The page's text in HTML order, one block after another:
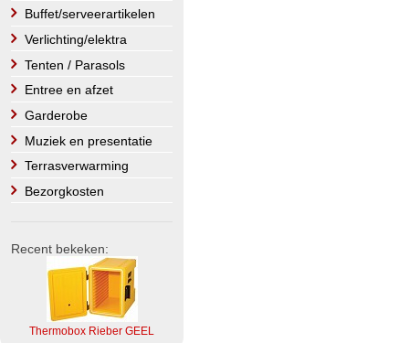
Buffet/serveerartikelen
Verlichting/elektra
Tenten / Parasols
Entree en afzet
Garderobe
Muziek en presentatie
Terrasverwarming
Bezorgkosten
Recent bekeken:
Thermobox Rieber GEEL